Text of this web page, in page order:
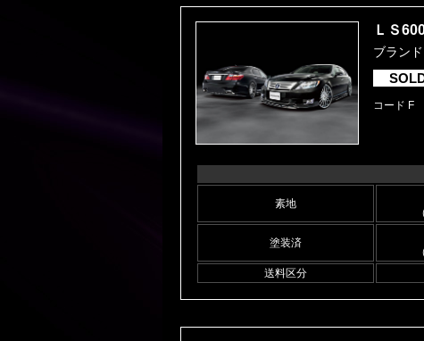
ＬＳ
ブラン
コード F
素地
塗装済
送料区分